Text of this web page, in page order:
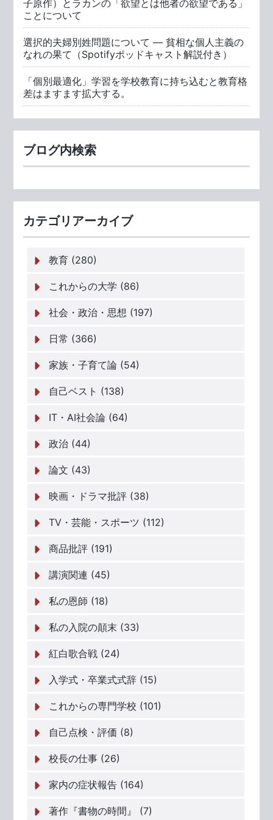
子原作）とラカンの「欲望とは他者の欲望である」
ことについて
選択的夫婦別姓問題について ― 貧相な個人主義の
なれの果て（Spotifyポッドキャスト解説付き）
「個別最適化」学習を学校教育に持ち込むと教育格
差はますます拡大する。
ブログ内検索
カテゴリアーカイブ
教育 (280)
これからの大学 (86)
社会・政治・思想 (197)
日常 (366)
家族・子育て論 (54)
自己ベスト (138)
IT・AI社会論 (64)
政治 (44)
論文 (43)
映画・ドラマ批評 (38)
TV・芸能・スポーツ (112)
商品批評 (191)
講演関連 (45)
私の恩師 (18)
私の入院の顛末 (33)
紅白歌合戦 (24)
入学式・卒業式式辞 (15)
これからの専門学校 (101)
自己点検・評価 (8)
校長の仕事 (26)
家内の症状報告 (164)
著作『書物の時間』 (7)